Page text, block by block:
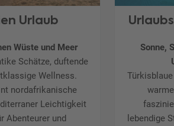
Urlaub
Wüste und Meer
Schätze, duftende
Wellness.
nordafrikanische
Leichtigkeit
Abenteurer und
Sonne,
lebendige